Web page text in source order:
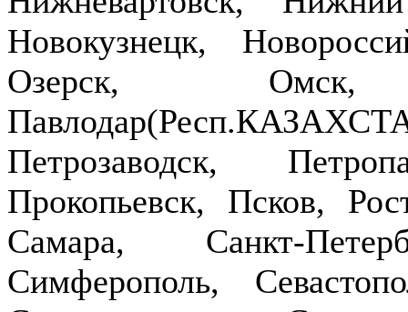
Новокузнецк,
Озерск,
Петрозаводск,
Прокопьевск, Псков,
Самара, Санкт-
Симферополь,